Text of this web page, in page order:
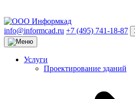
info@informcad.ru +7 (495) 741-18-87
Услуги
Проектирование зданий